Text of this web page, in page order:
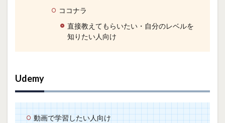
ココナラ
直接教えてもらいたい・自分のレベルを
知りたい人向け
Udemy
動画で学習したい人向け